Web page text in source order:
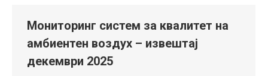
Мониторинг систем за квалитет на
амбиентен воздух – извештај
декември 2025